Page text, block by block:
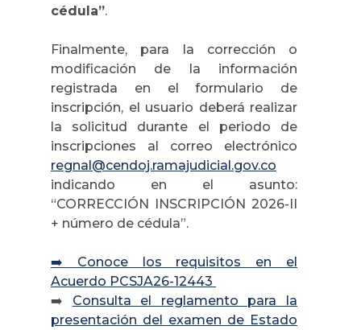
cédula”.
Finalmente, para la corrección o
modificación de la información
registrada en el formulario de
inscripción, el usuario deberá realizar
la solicitud durante el periodo de
inscripciones al correo electrónico
regnal@cendoj.ramajudicial.gov.co
indicando en el asunto:
“CORRECCIÓN INSCRIPCIÓN 2026-II
+ número de cédula”.
➡️ Conoce los requisitos en el
Acuerdo PCSJA26-12443
➡️ Consulta el reglamento para la
presentación del examen de Estado